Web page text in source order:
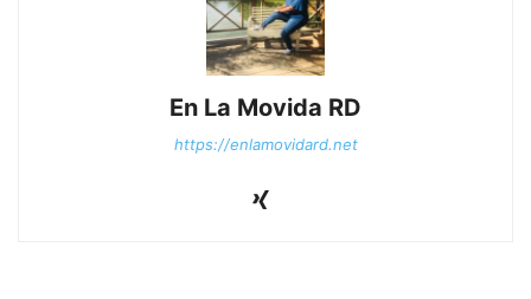
En La Movida RD
https://enlamovidard.net